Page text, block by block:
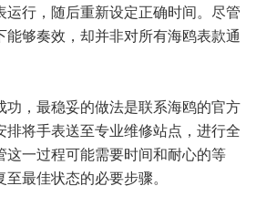
行，随后重新设定正确时间。尽管
能够奏效，却并非对所有海鸥表款通
，最稳妥的做法是联系海鸥的官方
排将手表送至专业维修站点，进行全
这一过程可能需要时间和耐心的等
最佳状态的必要步骤。